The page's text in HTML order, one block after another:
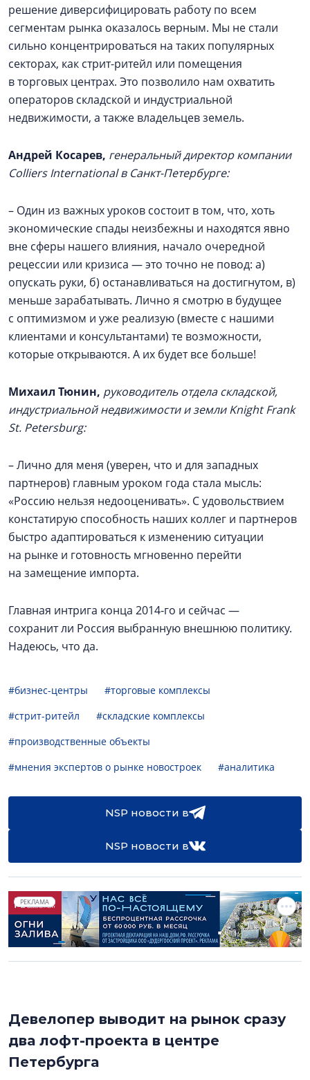
решение диверсифицировать работу по всем
сегментам рынка оказалось верным. Мы не стали
сильно концентрироваться на таких популярных
секторах, как стрит-ритейл или помещения
в торговых центрах. Это позволило нам охватить
операторов складской и индустриальной
недвижимости, а также владельцев земель.
Андрей Косарев, генеральный директор компании
Colliers International в Санкт-Петербурге:
– Один из важных уроков состоит в том, что, хоть
экономические спады неизбежны и находятся явно
вне сферы нашего влияния, начало очередной
рецессии или кризиса — это точно не повод: а)
опускать руки, б) останавливаться на достигнутом, в)
меньше зарабатывать. Лично я смотрю в будущее
с оптимизмом и уже реализую (вместе с нашими
клиентами и консультантами) те возможности,
которые открываются. А их будет все больше!
Михаил Тюнин, руководитель отдела складской,
индустриальной недвижимости и земли Knight Frank
St. Petersburg:
– Лично для меня (уверен, что и для западных
партнеров) главным уроком года стала мысль:
«Россию нельзя недооценивать». С удовольствием
констатирую способность наших коллег и партнеров
быстро адаптироваться к изменению ситуации
на рынке и готовность мгновенно перейти
на замещение импорта.
Главная интрига конца 2014‑го и сейчас —
сохранит ли Россия выбранную внешнюю политику.
Надеюсь, что да.
#бизнес-центры
#торговые комплексы
#стрит-ритейл
#складские комплексы
#производственные объекты
#мнения экспертов о рынке новостроек
#аналитика
NSP новости в
NSP новости в
РЕКЛАМА
Девелопер выводит на рынок сразу
два лофт-проекта в центре
Петербурга